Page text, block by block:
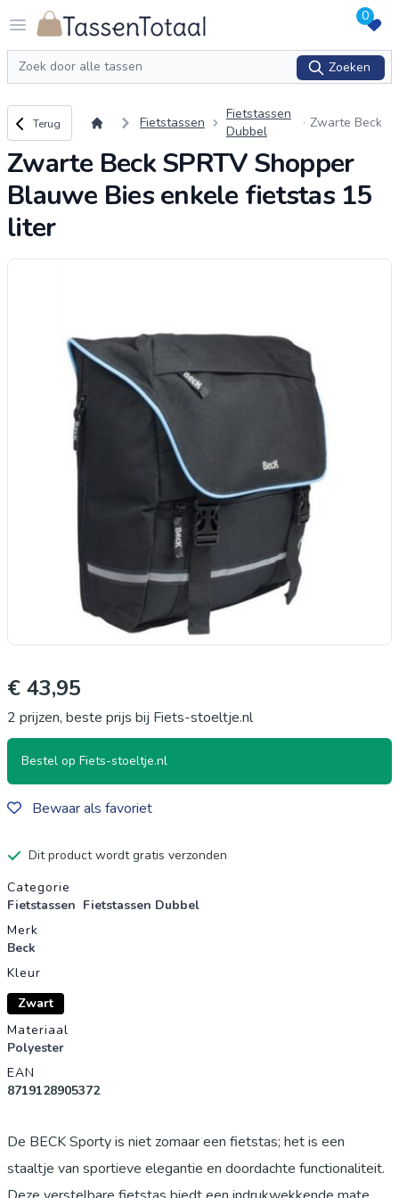
Open menu
Logo Tassentotaal.nl 0
Zoeken
Zoeken
Terug naar overzicht
Terug Fietstassen
Fietstassen
Dubbel
Zwarte Beck
er Blauwe Bie
s enkele fietst
as 15 liter
Zwarte Beck SPRTV Shopper
Blauwe Bies enkele fietstas 15
liter
€ 43,95
2 prijzen, beste prijs bij Fiets-stoeltje.nl
Bestel op Fiets-stoeltje.nl
Bewaar als favoriet
Dit product wordt gratis verzonden
Productgegevens
Categorie
Fietstassen Fietstassen Dubbel
Merk
Beck
Kleur
Zwart
Materiaal
Polyester
EAN
8719128905372
De BECK Sporty is niet zomaar een fietstas; het is een
staaltje van sportieve elegantie en doordachte functionaliteit.